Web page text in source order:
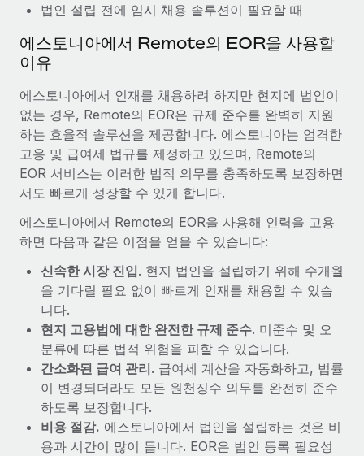
자세히 알아보기
채용을 확장한 방법
비디오 콘텐츠를 활용한 마케팅이 계속해서 인기를 끌면서, 기업들
에게는 흥미롭고 전문적인 비디오 제작이 어느 때보다 중요해졌습
니다. 그러나 대부분의 회사들은 그렇게 높은 품질의...
자세히 알아보기
법인 설립 전에 임시 채용 솔루션이 필요할 때
에스토니아에서 Remote의 EOR을 사용할
이유
에스토니아에서 인재를 채용하려 하지만 현지에 법인이
없는 경우, Remote의 EOR은 규제 준수를 완벽히 지원
하는 효율적 솔루션을 제공합니다. 에스토니아는 엄격한
고용 및 급여세 법규를 제정하고 있으며, Remote의
EOR 서비스는 이러한 법적 의무를 충족하도록 보장하면
서도 빠르게 성장할 수 있게 합니다.
에스토니아에서 Remote의 EOR을 사용해 인력을 고용
하면 다음과 같은 이점을 얻을 수 있습니다:
신속한 시장 진입. 현지 법인을 설립하기 위해 수개월
을 기다릴 필요 없이 빠르게 인재를 채용할 수 있습
니다.
현지 고용법에 대한 완전한 규제 준수. 미준수 및 오
분류에 따른 법적 위험을 피할 수 있습니다.
간소화된 급여 관리. 급여세 계산을 자동화하고, 법률
이 변경되더라도 모든 원천징수 의무를 완전히 준수
하도록 보장합니다.
비용 절감. 에스토니아에서 법인을 설립하는 것은 비
용과 시간이 많이 듭니다. EOR은 법인 등록 필요성